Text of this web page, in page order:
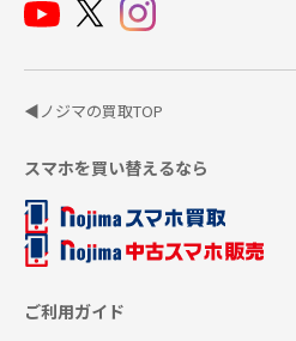
◀ノジマの買取TOP
スマホを買い替えるなら
ご利用ガイド